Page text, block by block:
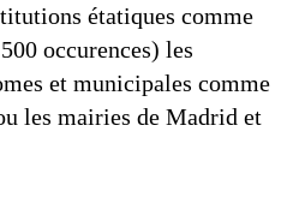
étatiques comme
occurences) les
et municipales comme
les mairies de Madrid et